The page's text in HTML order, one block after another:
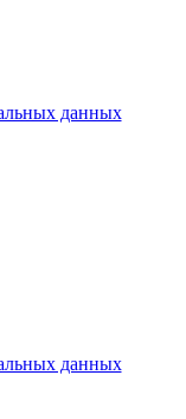
данных
данных